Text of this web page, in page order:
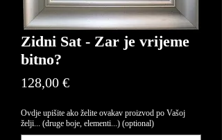
Zidni Sat - Zar je vrijeme
bitno?
128,00 €Price
Ovdje upišite ako želite ovakav proizvod po Vašoj
želji... (druge boje, elementi...) (optional)